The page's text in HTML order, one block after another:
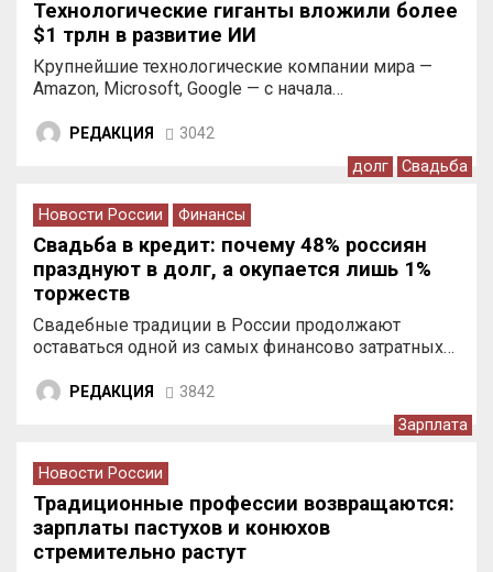
Технологические гиганты вложили более
$1 трлн в развитие ИИ
Крупнейшие технологические компании мира —
Amazon, Microsoft, Google — с начала…
РЕДАКЦИЯ 3042
долг Свадьба
Новости России Финансы
Свадьба в кредит: почему 48% россиян
празднуют в долг, а окупается лишь 1%
торжеств
Свадебные традиции в России продолжают
оставаться одной из самых финансово затратных…
РЕДАКЦИЯ 3842
Зарплата
Новости России
Традиционные профессии возвращаются:
зарплаты пастухов и конюхов
стремительно растут